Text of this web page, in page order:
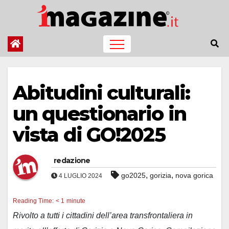
contenuto
Abitudini culturali:
un questionario in
vista di GO!2025
redazione
4 LUGLIO 2024 go2025, gorizia, nova gorica
Reading Time: < 1 minute
Rivolto a tutti i cittadini dell’area transfrontaliera in